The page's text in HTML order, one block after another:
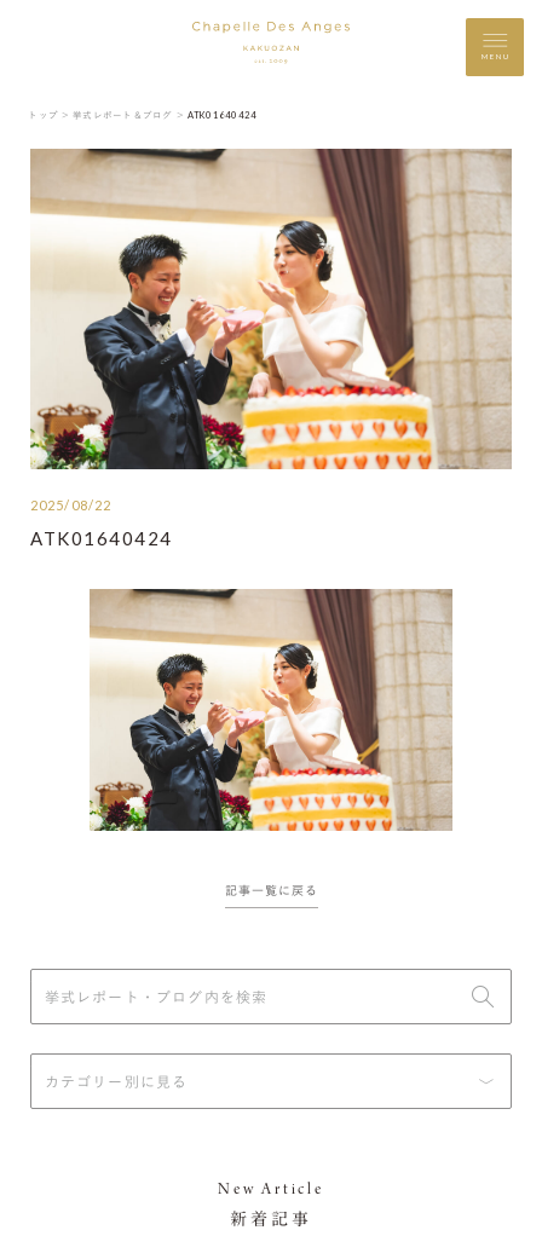
MENU
トップ ＞ 挙式レポート＆ブログ ＞ ATK01640424
2025/08/22
ATK01640424
記事一覧に戻る
New Article
新着記事